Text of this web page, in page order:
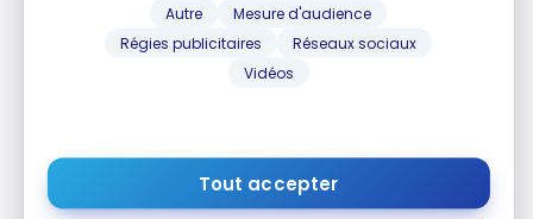
Autre
Mesure d'audience
Régies publicitaires
Réseaux sociaux
Vidéos
Tout accepter
23 février 2025